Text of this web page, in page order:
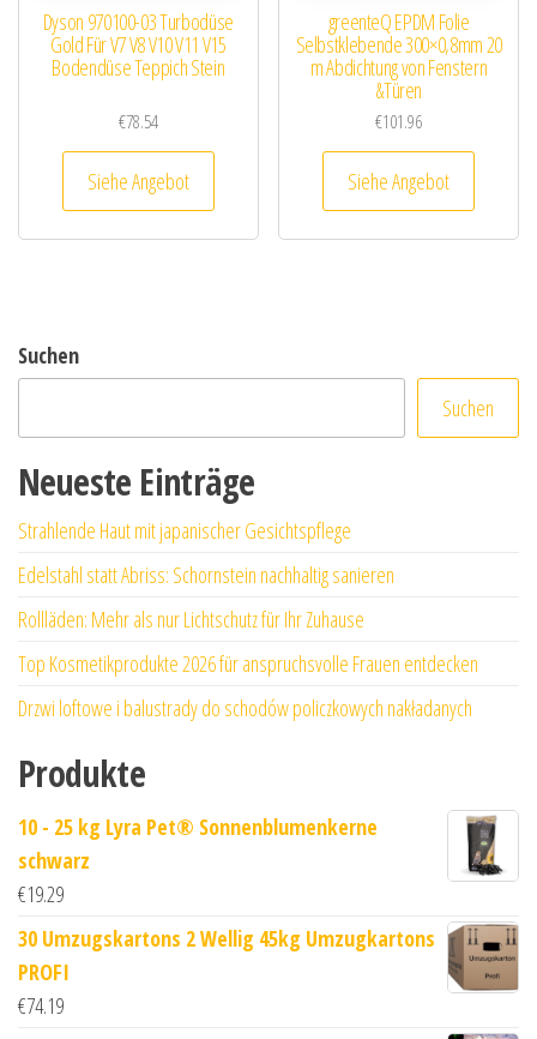
Dyson 970100-03 Turbodüse
Gold Für V7 V8 V10 V11 V15
Bodendüse Teppich Stein
€78.54
Siehe Angebot
greenteQ EPDM Folie
Selbstklebende 300×0,8mm 20
m Abdichtung von Fenstern
&Türen
€101.96
Siehe Angebot
Suchen
Suchen
Neueste Einträge
Strahlende Haut mit japanischer Gesichtspflege
Edelstahl statt Abriss: Schornstein nachhaltig sanieren
Rollläden: Mehr als nur Lichtschutz für Ihr Zuhause
Top Kosmetikprodukte 2026 für anspruchsvolle Frauen entdecken
Drzwi loftowe i balustrady do schodów policzkowych nakładanych
Produkte
10 - 25 kg Lyra Pet® Sonnenblumenkerne
schwarz
€19.29
30 Umzugskartons 2 Wellig 45kg Umzugkartons
PROFI
€74.19